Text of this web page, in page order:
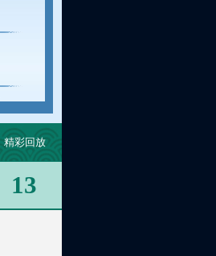
精彩回放
13